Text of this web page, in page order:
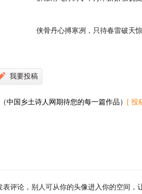
侠骨丹心搏寒冽，只待春雷破天
我要投稿
（中国乡土诗人网期待您的每一篇作品） [ 投
评论，别人可从你的头像进入你的空间，